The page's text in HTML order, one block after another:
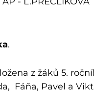
.
z žáků 5.
Fáňa, Pavel a